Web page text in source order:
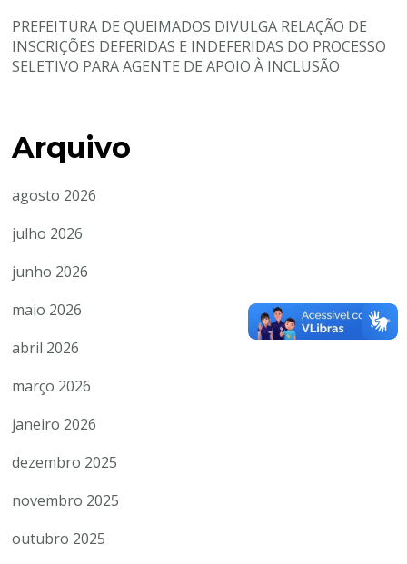
PREFEITURA DE QUEIMADOS DIVULGA RELAÇÃO DE
INSCRIÇÕES DEFERIDAS E INDEFERIDAS DO PROCESSO
SELETIVO PARA AGENTE DE APOIO À INCLUSÃO
Arquivo
agosto 2026
julho 2026
junho 2026
maio 2026
abril 2026
março 2026
janeiro 2026
dezembro 2025
novembro 2025
outubro 2025